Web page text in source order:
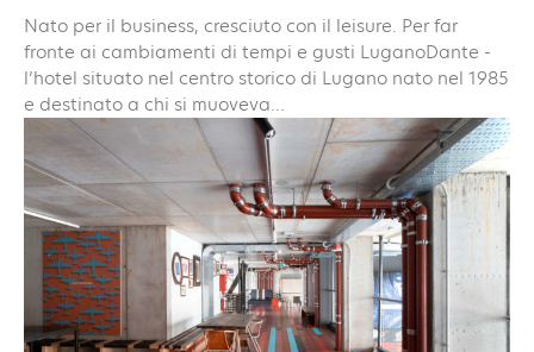
Nato per il business, cresciuto con il leisure. Per far
fronte ai cambiamenti di tempi e gusti LuganoDante -
l’hotel situato nel centro storico di Lugano nato nel 1985
e destinato a chi si muoveva...